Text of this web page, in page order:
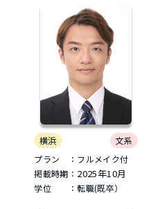
横浜
文系
プラン ：フルメイク付
掲載時期： 2025年10月
学位 ：転職(既卒）